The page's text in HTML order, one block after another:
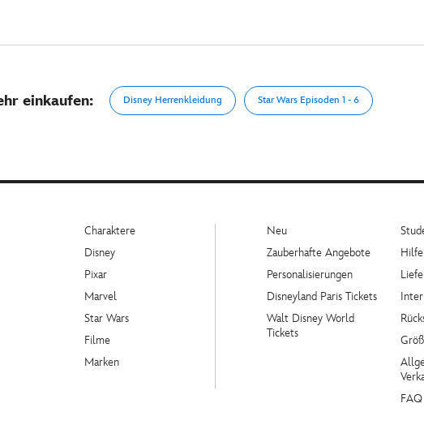
einkaufen: Disney Herrenkleidung Star Wars Episoden 1 - 6
Charaktere
Disney
Pixar
Marvel
Star Wars
Filme
Marken
Neu
Zauberhafte Angebote
Personalisierungen
Disneyland Paris Tickets
Walt Disney World
Tickets
Hilfe
FAQ